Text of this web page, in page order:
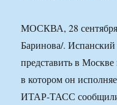
МОСКВА, 28
Баринова/.
представить в
в котором он
ИТАР-ТАСС сообщили